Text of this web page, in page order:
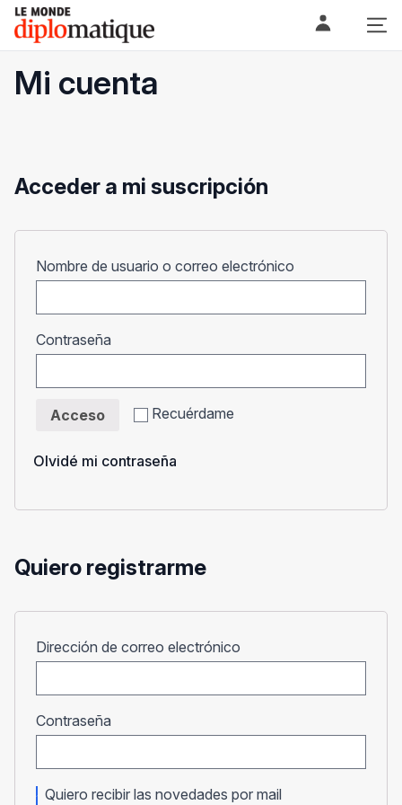
Skip
content
Le monde diplomatique
Mi cuenta
Acceder a mi suscripción
Nombre de usuario o correo electrónico
Contraseña
Recuérdame
Acceso
Olvidé mi contraseña
Quiero registrarme
Dirección de correo electrónico
Contraseña
Quiero recibir las novedades por mail